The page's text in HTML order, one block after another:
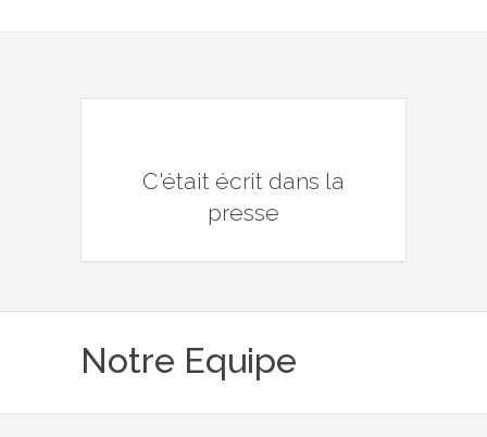
C'était écrit dans la
presse
Notre Equipe